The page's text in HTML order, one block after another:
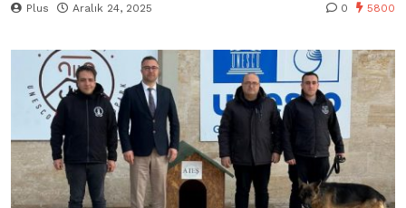
Plus Aralık 24, 2025 0 5800